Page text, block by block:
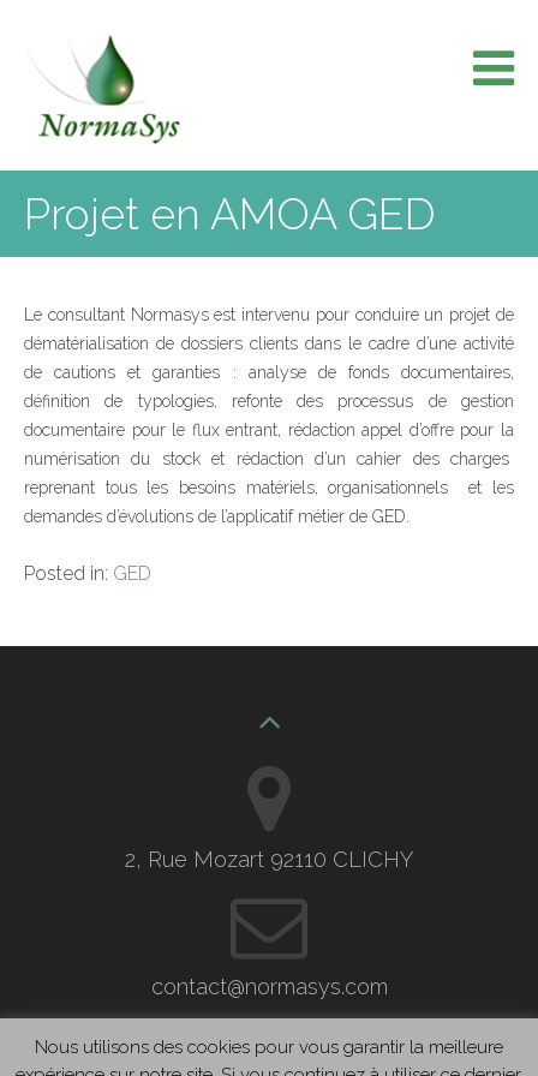
content
Projet en AMOA GED
Le consultant Normasys est intervenu pour conduire un projet de
dématérialisation de dossiers clients dans le cadre d’une activité
de cautions et garanties : analyse de fonds documentaires,
définition de typologies, refonte des processus de gestion
documentaire pour le flux entrant, rédaction appel d’offre pour la
numérisation du stock et rédaction d’un cahier des charges
reprenant tous les besoins matériels, organisationnels et les
demandes d’évolutions de l’applicatif métier de GED.
Posted in: GED
2, Rue Mozart 92110 CLICHY
contact@normasys.com
Nous utilisons des cookies pour vous garantir la meilleure